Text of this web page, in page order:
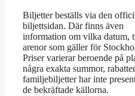
Biljetter beställs via den
biljettsidan. Där finns även
information om vilka datum,
arenor som gäller för
Priser varierar beroende på
några exakta summor,
familjebiljetter har inte
de bekräftade källorna.